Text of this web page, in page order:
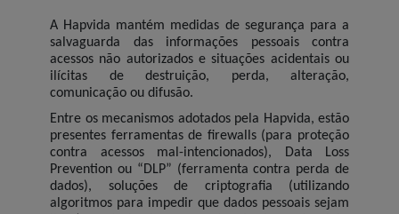
A Hapvida mantém medidas de segurança para a
salvaguarda das informações pessoais contra
acessos não autorizados e situações acidentais ou
ilícitas de destruição, perda, alteração,
comunicação ou difusão.
Entre os mecanismos adotados pela Hapvida, estão
presentes ferramentas de firewalls (para proteção
contra acessos mal-intencionados), Data Loss
Prevention ou “DLP” (ferramenta contra perda de
dados), soluções de criptografia (utilizando
algoritmos para impedir que dados pessoais sejam